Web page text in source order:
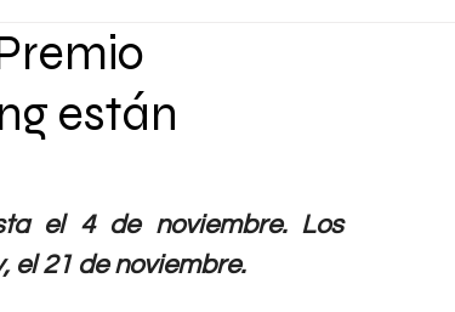
están
el 4 de noviembre. Los
el 21 de noviembre.